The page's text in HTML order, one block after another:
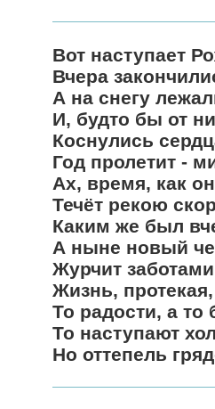
Вот наступает
Вчера
А на снегу
И, будто бы от
Коснулись
Год пролетит -
Ах, время, как
Течёт рекою
Каким же был
А ныне новый
Журчит
Жизнь,
То радости, а то
То наступают
Но оттепель